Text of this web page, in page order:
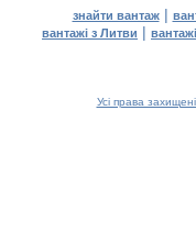
знайти вантаж|
вантажі з Литви |
Усі права захищені.